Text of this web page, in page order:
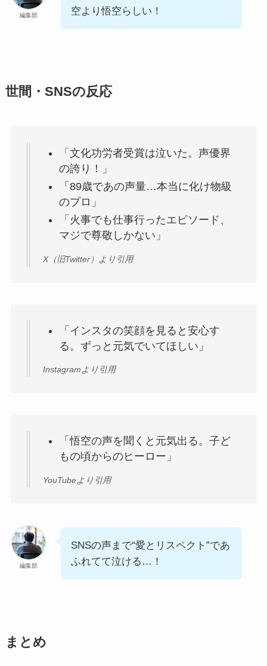
編集部
空より悟空らしい！
世間・SNSの反応
「文化功労者受賞は泣いた。声優界
の誇り！」
「89歳であの声量…本当に化け物級
のプロ」
「火事でも仕事行ったエピソード、
マジで尊敬しかない」
X（旧Twitter）より引用
「インスタの笑顔を見ると安心す
る。ずっと元気でいてほしい」
Instagramより引用
「悟空の声を聞くと元気出る。子ど
もの頃からのヒーロー」
YouTubeより引用
編集部
SNSの声まで“愛とリスペクト”であ
ふれてて泣ける…！
まとめ